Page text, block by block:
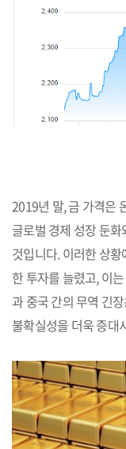
2019년 말, 금 가격은
글로벌 경제 성장 둔
것입니다. 이러한 상
한 투자를 늘렸고, 이
과 중국 간의 무역 긴
불확실성을 더욱 증대